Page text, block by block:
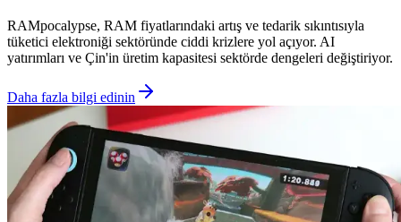
RAMpocalypse, RAM fiyatlarındaki artış ve tedarik sıkıntısıyla
tüketici elektroniği sektöründe ciddi krizlere yol açıyor. AI
yatırımları ve Çin'in üretim kapasitesi sektörde dengeleri değiştiriyor.
Daha fazla bilgi edinin